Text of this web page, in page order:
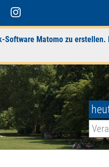
Matomo zu